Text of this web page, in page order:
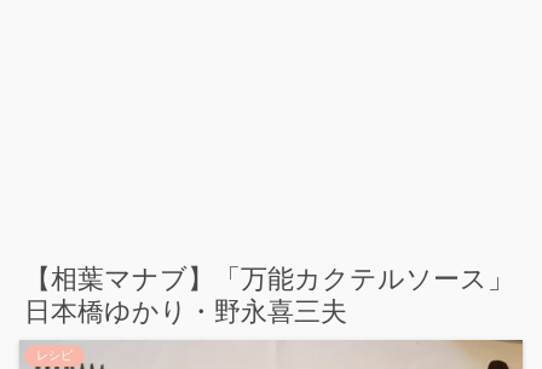
【相葉マナブ】「万能カクテルソース」
日本橋ゆかり・野永喜三夫
レシピ